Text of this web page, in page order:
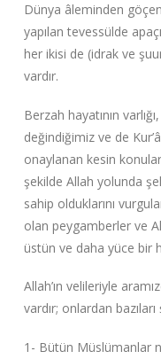
Dünya âleminden
yapılan tevessülde
her ikisi de (idrak ve
vardır.
Berzah hayatının
değindiğimiz ve de
onaylanan kesin
şekilde Allah yolunda
sahip olduklarını
olan peygamberler ve
üstün ve daha yüce bir
Allah’ın velileriyle
vardır; onlardan
1- Bütün Müslümanlar